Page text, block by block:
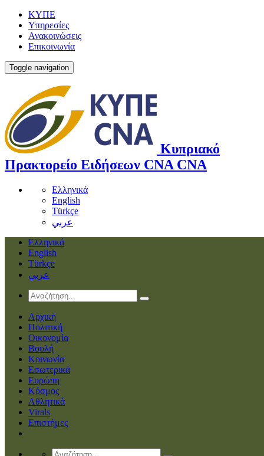
ΚΥΠΕ
Υπηρεσίες
Ανακοινώσεις
Επικοινωνία
Toggle navigation
Κυπριακό
Πρακτορείο Ειδήσεων CNA CNA
Ελληνικά
English
Türkçe
عربي
Ελληνικά
English
Türkçe
عربي
Αρχική
Πολιτική
Οικονομία
Βουλή
Κοινωνία
Εσωτερικά
Ευρώπη
Κόσμος
Αθλητικά
Virals
Επιστήμες